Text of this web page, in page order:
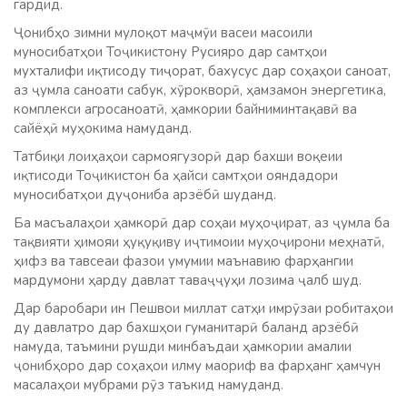
гардид.
Ҷонибҳо зимни мулоқот маҷмӯи васеи масоили
муносибатҳои Тоҷикистону Русияро дар самтҳои
мухталифи иқтисоду тиҷорат, бахусус дар соҳаҳои саноат,
аз ҷумла саноати сабук, хӯрокворӣ, ҳамзамон энергетика,
комплекси агросаноатӣ, ҳамкории байниминтақавӣ ва
сайёҳӣ муҳокима намуданд.
Татбиқи лоиҳаҳои сармоягузорӣ дар бахши воқеии
иқтисоди Тоҷикистон ба ҳайси самтҳои ояндадори
муносибатҳои дуҷониба арзёбӣ шуданд.
Ба масъалаҳои ҳамкорӣ дар соҳаи муҳоҷират, аз ҷумла ба
тақвияти ҳимояи ҳуқуқиву иҷтимоии муҳоҷирони меҳнатӣ,
ҳифз ва тавсеаи фазои умумии маънавию фарҳангии
мардумони ҳарду давлат таваҷҷуҳи лозима ҷалб шуд.
Дар баробари ин Пешвои миллат сатҳи имрӯзаи робитаҳои
ду давлатро дар бахшҳои гуманитарӣ баланд арзёбӣ
намуда, таъмини рушди минбаъдаи ҳамкории амалии
ҷонибҳоро дар соҳаҳои илму маориф ва фарҳанг ҳамчун
масалаҳои мубрами рӯз таъкид намуданд.